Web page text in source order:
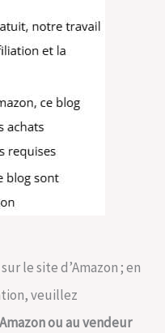
le site d’Amazon ; en
veuillez
ou au vendeur